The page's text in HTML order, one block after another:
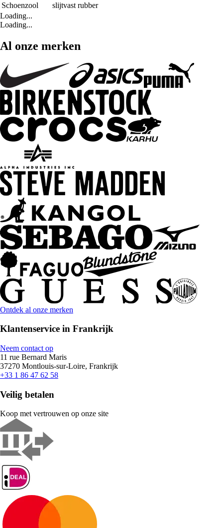
Schoenzool
slijtvast rubber
Loading...
Loading...
Al onze merken
Ontdek al onze merken
Klantenservice in Frankrijk
Neem contact op
11 rue Bernard Maris
37270 Montlouis-sur-Loire, Frankrijk
+33 1 86 47 62 58
Veilig betalen
Koop met vertrouwen op onze site